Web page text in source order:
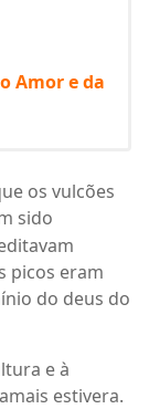
Amor e da
os vulcões
sido
picos eram
do deus do
e à
estivera.